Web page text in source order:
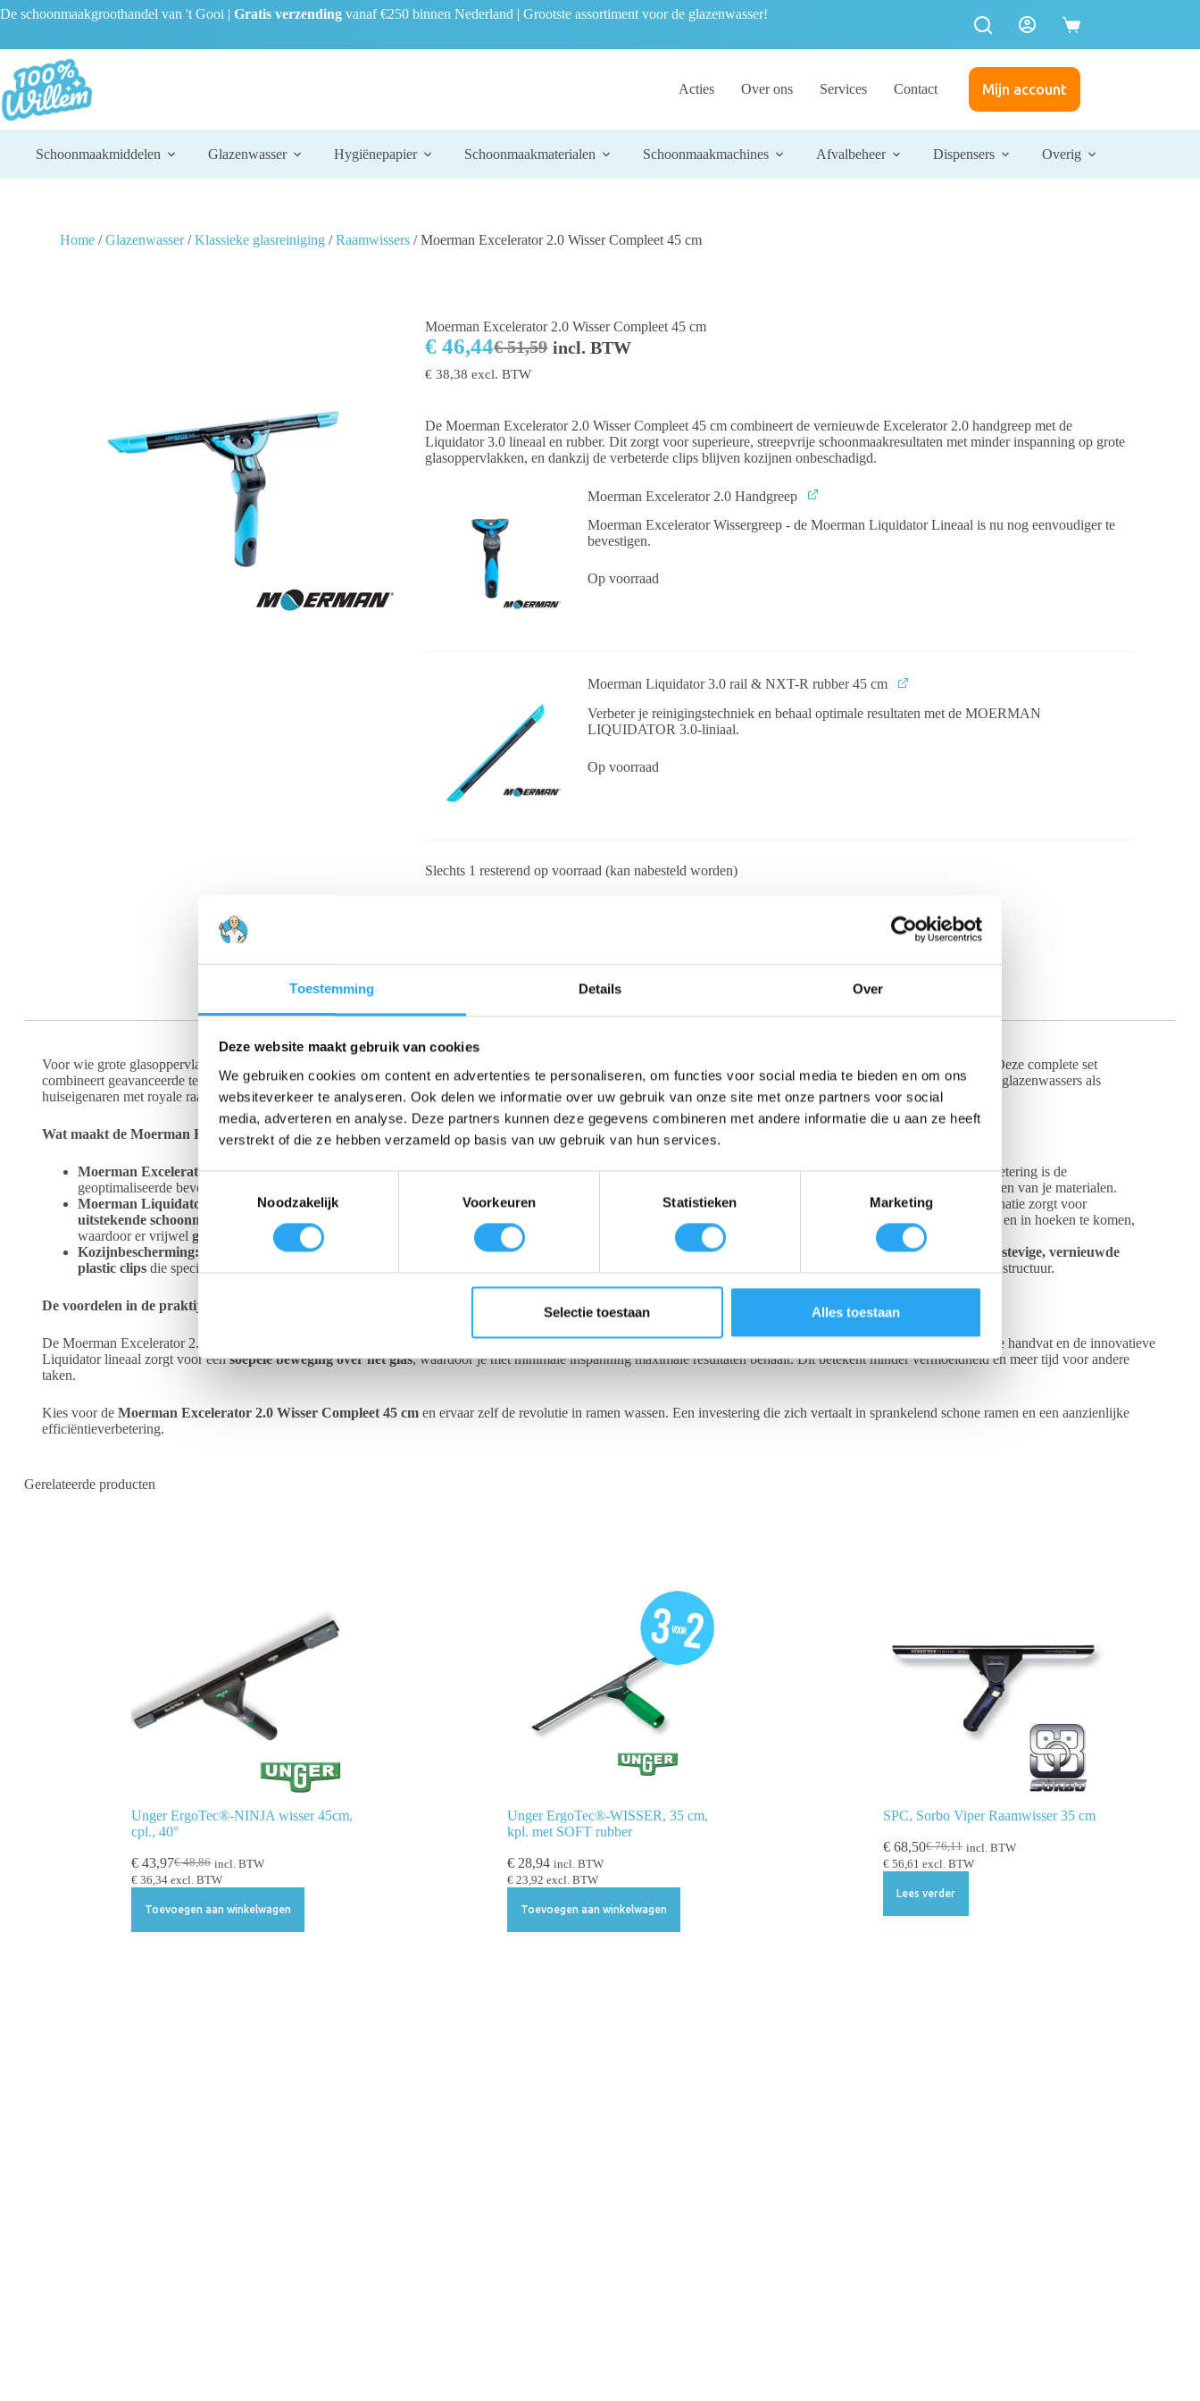
Toestemming Details Over
Deze website maakt gebruik van cookies
We gebruiken cookies om content en advertenties te personaliseren, om functies voor social media te bieden en om ons
websiteverkeer te analyseren. Ook delen we informatie over uw gebruik van onze site met onze partners voor social
media, adverteren en analyse. Deze partners kunnen deze gegevens combineren met andere informatie die u aan ze heeft
verstrekt of die ze hebben verzameld op basis van uw gebruik van hun services.
T
o
e
s
t
m
i
s
Noodzakelijk Voorkeuren Statistieken Marketing
Selectie toestaan Alles toestaan
De schoonmaakgroothandel van 't Gooi | Gratis verzending vanaf €250 binnen Nederland | Grootste assortiment voor de glazenwasser!
Acties Over ons Services Contact Mijn account
Schoonmaakmiddelen Glazenwasser Hygiënepapier Schoonmaakmaterialen Schoonmaakmachines Afvalbeheer Dispensers Overig
Home /Glazenwasser/Klassieke glasreiniging /Raamwissers / Moerman Excelerator 2.0 Wisser Compleet 45 cm
Moerman Excelerator 2.0 Wisser Compleet 45 cm
€51,59
€ 46,44 incl. BTW
€ 38,38 excl. BTW
De Moerman Excelerator 2.0 Wisser Compleet 45 cm combineert de vernieuwde Excelerator 2.0 handgreep met de
Liquidator 3.0 lineaal en rubber. Dit zorgt voor superieure, streepvrije schoonmaakresultaten met minder inspanning op grote
glasoppervlakken, en dankzij de verbeterde clips blijven kozijnen onbeschadigd.
Moerman Excelerator 2.0 Handgreep
Moerman Excelerator Wissergreep - de Moerman Liquidator Lineaal is nu nog eenvoudiger te
bevestigen.
Op voorraad
Moerman Liquidator 3.0 rail & NXT-R rubber 45 cm
Verbeter je reinigingstechniek en behaal optimale resultaten met de MOERMAN
LIQUIDATOR 3.0-liniaal.
Op voorraad
Slechts 1 resterend op voorraad (kan nabesteld worden)
Beschrijving
Voor wie grote glasoppervlakken snel en met een perfect streepvrij resultaat wil reinigen, is de
de ultieme uitkomst. Deze complete set
combineert geavanceerde technologie met gebruiksgemak, wat resulteert in eenrevolutionaire ervaring in ramen wassen. Het is de ideale tool voor zowel professionele glazenwassers als
huiseigenaren met royale raampartijen.
Wat maakt de Moerman Excelerator 2.0 zo bijzonder?
Moerman Excelerator 2.0 Wissergreep:De vernieuwde handgreep is ergonomisch ontworpen voor comfort, zelfs tijdens langdurig gebruik. Een belangrijke verbetering is de
geoptimaliseerde bevestiging, waardoor de Moerman Liquidator 3.0 lineaal
is. Dit bespaart kostbare tijd en moeite tijdens het wisselen van je materialen.
Moerman Liquidator 3.0 Lineaal + Rubber (45 cm):
Het hart van deze wisser is de ergonomische en lichtgewicht Liquidator 3.0 lineaal met rubber. Deze combinatie zorgt voor
uitstekende schoonmaakresultaten met aanzienlijk minder moeite
. De innovatieve hoeken van de Liquidator lineaal maken het mogelijk om dichter bij kozijnen en in hoeken te komen,
waardoor er vrijwel geen water of vuil achterblijft
Let op: voor de 45 cm complete wisser wordt hier de 35 cm Liquidator lineaal met rubber geleverd.
Kozijnbescherming: Een veelvoorkomend probleem bij het ramen wassen is het risico op beschadiging van kozijnen. De Moerman Liquidator 3.0 pakt dit aan met stevige, vernieuwde
plastic clips die speciaal ontworpen zijn om je kozijnen . Zo werk je zorgeloos en behoud je de kwaliteit van zowel je ramen als de omringende structuur.
De voordelen in de praktijk:
De Moerman Excelerator 2.0 Wisser Compleet 45 cm stelt je in staat om grote ramen sneller en grondiger te reinigen dan ooit tevoren. De synergie tussen het geavanceerde handvat en de innovatieve
Liquidator lineaal zorgt voor eensoepele beweging over het glas, waardoor je met minimale inspanning maximale resultaten behaalt. Dit betekent minder vermoeidheid en meer tijd voor andere
taken.
Kies voor de Moerman Excelerator 2.0 Wisser Compleet 45 cm en ervaar zelf de revolutie in ramen wassen. Een investering die zich vertaalt in sprankelend schone ramen en een aanzienlijke
efficiëntieverbetering.
Gerelateerde producten
Unger ErgoTec®-NINJA wisser 45cm,
cpl., 40°
€48,86
€ 43,97
incl. BTW
€ 36,34 excl. BTW
Toevoegen aan winkelwagen
Unger ErgoTec®-WISSER, 35 cm,
kpl. met SOFT rubber
€ 28,94 incl. BTW
€ 23,92 excl. BTW
Toevoegen aan winkelwagen
SPC, Sorbo Viper Raamwisser 35 cm
€76,11
€ 68,50
incl. BTW
€ 56,61 excl. BTW
Lees verder